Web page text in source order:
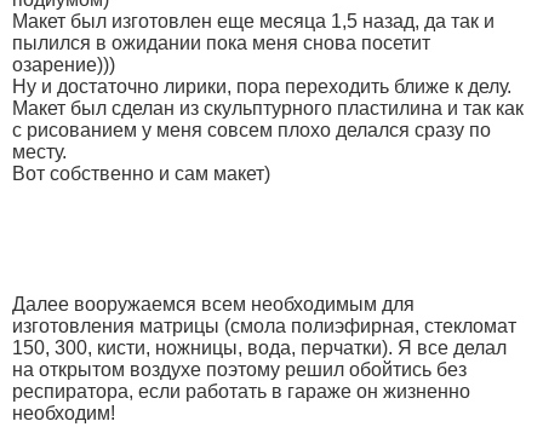
Макет был изготовлен еще месяца 1,5 назад, да так и
пылился в ожидании пока меня снова посетит
озарение)))
Ну и достаточно лирики, пора переходить ближе к делу.
Макет был сделан из скульптурного пластилина и так как
с рисованием у меня совсем плохо делался сразу по
месту.
Вот собственно и сам макет)
Далее вооружаемся всем необходимым для
изготовления матрицы (смола полиэфирная, стекломат
150, 300, кисти, ножницы, вода, перчатки). Я все делал
на открытом воздухе поэтому решил обойтись без
респиратора, если работать в гараже он жизненно
необходим!